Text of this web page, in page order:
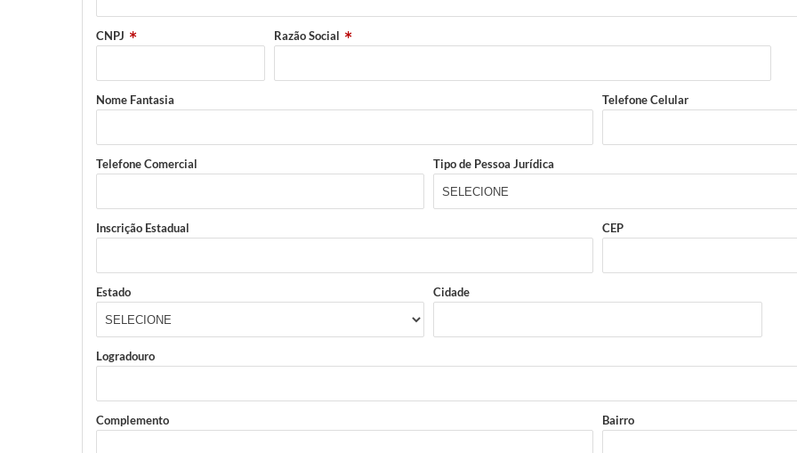
CNPJ Razão Social
Nome Fantasia Telefone Celular
Telefone Comercial Tipo de Pessoa Jurídica
Inscrição Estadual CEP
Estado Cidade
Logradouro
Complemento Bairro